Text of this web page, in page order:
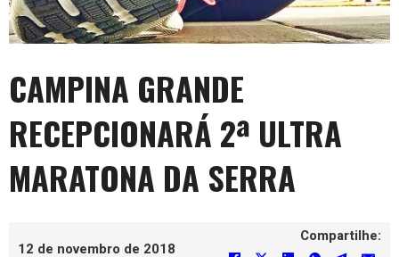
CAMPINA GRANDE
RECEPCIONARÁ 2ª ULTRA
MARATONA DA SERRA
12 de novembro de 2018
Compartilhe: